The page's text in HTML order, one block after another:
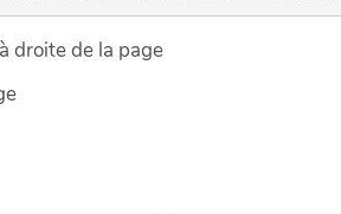
droite de la page